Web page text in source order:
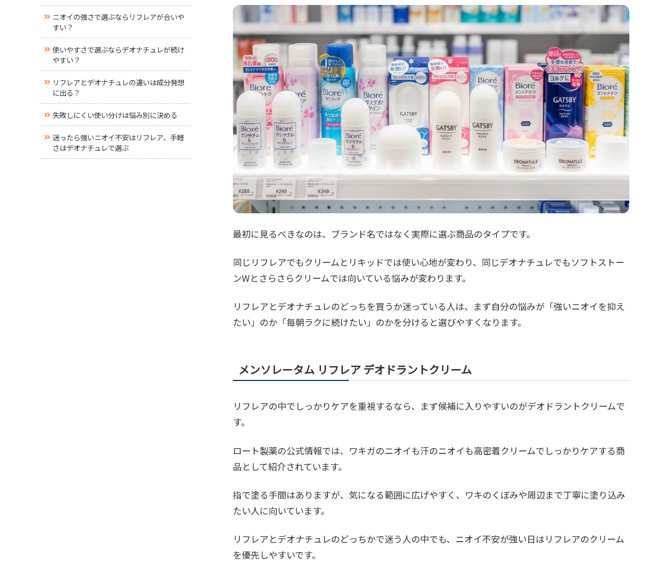
最初に見るべきなのは、ブランド名ではなく実際に選ぶ商品のタイプです。
同じリフレアでもクリームとリキッドでは使い心地が変わり、同じデオナチュレでもソフトストー
ンWとさらさらクリームでは向いている悩みが変わります。
リフレアとデオナチュレのどっちを買うか迷っている人は、まず自分の悩みが「強いニオイを抑え
たい」のか「毎朝ラクに続けたい」のかを分けると選びやすくなります。
メンソレータム リフレア デオドラントクリーム
リフレアの中でしっかりケアを重視するなら、まず候補に入りやすいのがデオドラントクリームで
す。
ロート製薬の公式情報では、ワキガのニオイも汗のニオイも高密着クリームでしっかりケアする商
品として紹介されています。
指で塗る手間はありますが、気になる範囲に広げやすく、ワキのくぼみや周辺まで丁寧に塗り込み
たい人に向いています。
リフレアとデオナチュレのどっちかで迷う人の中でも、ニオイ不安が強い日はリフレアのクリーム
を優先しやすいです。
ニオイの強さで選ぶならリフレアが合いや
すい？
使いやすさで選ぶならデオナチュレが続け
やすい？
リフレアとデオナチュレの違いは成分発想
に出る？
失敗しにくい使い分けは悩み別に決める
迷ったら強いニオイ不安はリフレア、手軽
さはデオナチュレで選ぶ